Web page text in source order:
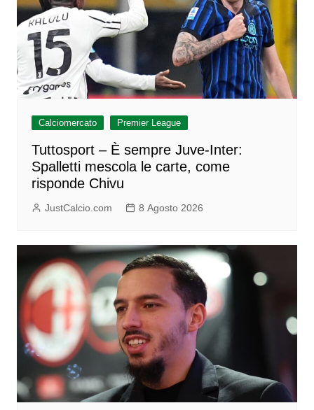
Calciomercato Premier League
Tuttosport – È sempre Juve-Inter:
Spalletti mescola le carte, come
risponde Chivu
JustCalcio.com 8 Agosto 2026